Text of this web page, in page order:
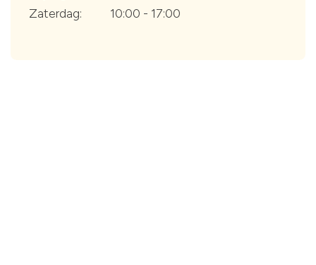
Zaterdag:
10:00 - 17:00